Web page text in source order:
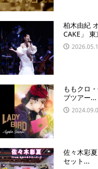
柏木由紀
CAKE」 東
ももクロ
ブツアー...
佐々木彩
セット...